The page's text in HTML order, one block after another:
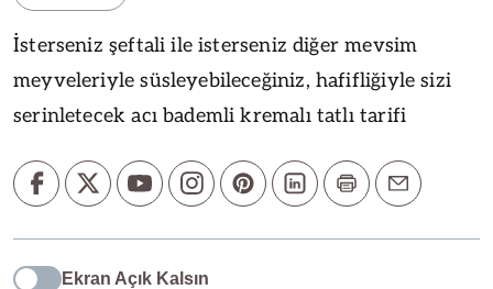
İsterseniz şeftali ile isterseniz diğer mevsim
meyveleriyle süsleyebileceğiniz, hafifliğiyle sizi
serinletecek acı bademli kremalı tatlı tarifi
Ekran Açık Kalsın